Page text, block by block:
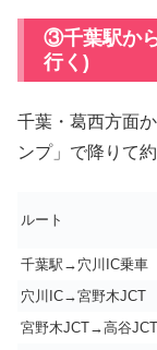
③千葉駅か
行く)
千葉・葛西方面
ンプ」で降りて約
ルート
千葉駅→穴川IC乗車
穴川IC→宮野木JCT
宮野木JCT→高谷JCT